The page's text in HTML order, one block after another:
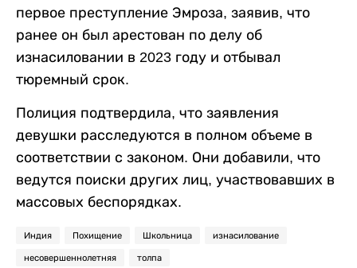
первое преступление Эмроза, заявив, что
ранее он был арестован по делу об
изнасиловании в 2023 году и отбывал
тюремный срок.
Полиция подтвердила, что заявления
девушки расследуются в полном объеме в
соответствии с законом. Они добавили, что
ведутся поиски других лиц, участвовавших в
массовых беспорядках.
Индия Похищение Школьница изнасилование
несовершеннолетняя толпа